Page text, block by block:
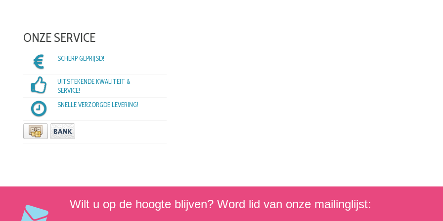
ONZE SERVICE
SCHERP GEPRIJSD!
UITSTEKENDE KWALITEIT &
SERVICE!
SNELLE VERZORGDE LEVERING!
Wilt u op de hoogte blijven? Word lid van onze mailinglijst: